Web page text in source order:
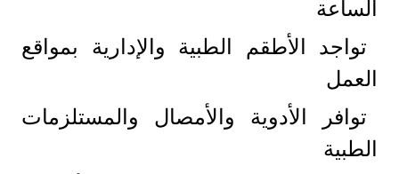
الساعة
تواجد الأطقم الطبية والإدارية بمواقع
العمل
توافر الأدوية والأمصال والمستلزمات
الطبية